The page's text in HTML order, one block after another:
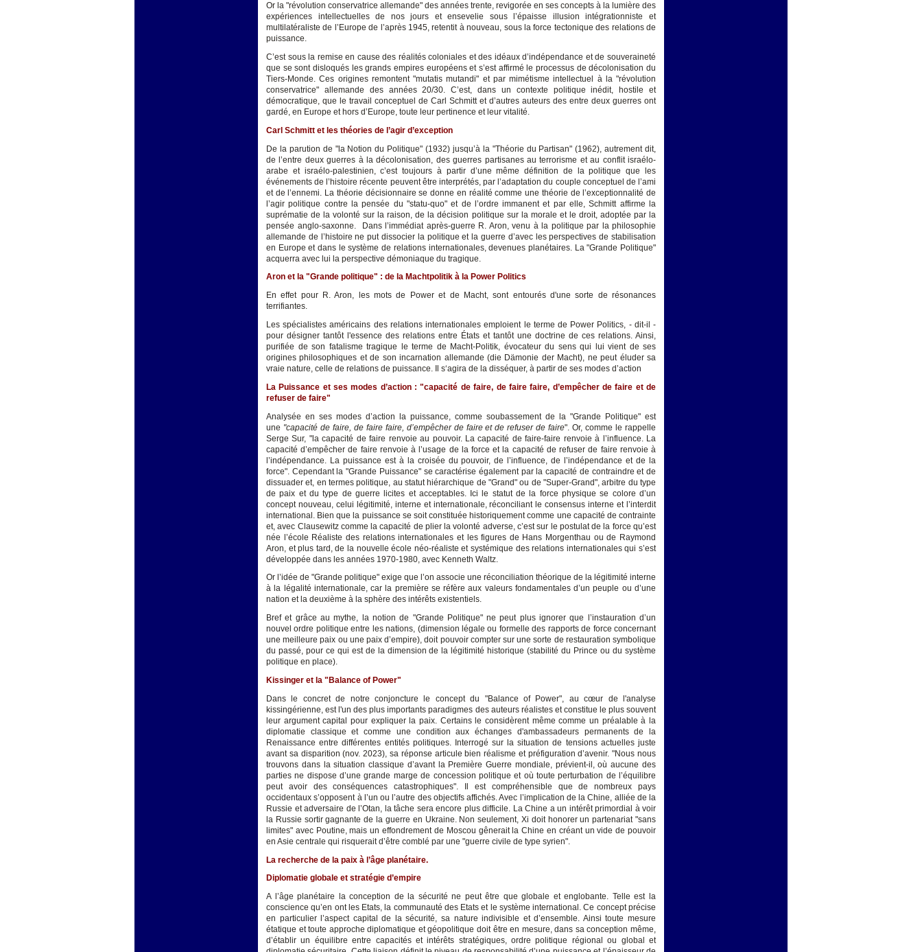
Or la "révolution conservatrice allemande" des années trente, revigorée en ses concepts à la lumière des
expériences intellectuelles de nos jours et ensevelie sous l’épaisse illusion intégrationniste et
multilatéraliste de l’Europe de l’après 1945, retentit à nouveau, sous la force tectonique des relations de
puissance.
C’est sous la remise en cause des réalités coloniales et des idéaux d’indépendance et de souveraineté
que se sont disloqués les grands empires européens et s’est affirmé le processus de décolonisation du
Tiers-Monde. Ces origines remontent "mutatis mutandi" et par mimétisme intellectuel à la "révolution
conservatrice" allemande des années 20/30. C’est, dans un contexte politique inédit, hostile et
démocratique, que le travail conceptuel de Carl Schmitt et d’autres auteurs des entre deux guerres ont
gardé, en Europe et hors d’Europe, toute leur pertinence et leur vitalité.
Carl Schmitt et les théories de l’agir d’exception
De la parution de "la Notion du Politique" (1932) jusqu’à la "Théorie du Partisan" (1962), autrement dit,
de l’entre deux guerres à la décolonisation, des guerres partisanes au terrorisme et au conflit israélo-
arabe et israélo-palestinien, c’est toujours à partir d’une même définition de la politique que les
événements de l’histoire récente peuvent être interprétés, par l’adaptation du couple conceptuel de l’ami
et de l’ennemi. La théorie décisionnaire se donne en réalité comme une théorie de l’exceptionnalité de
l’agir politique contre la pensée du "statu-quo" et de l’ordre immanent et par elle, Schmitt affirme la
suprématie de la volonté sur la raison, de la décision politique sur la morale et le droit, adoptée par la
pensée anglo-saxonne. Dans l’immédiat après-guerre R. Aron, venu à la politique par la philosophie
allemande de l’histoire ne put dissocier la politique et la guerre d’avec les perspectives de stabilisation
en Europe et dans le système de relations internationales, devenues planétaires. La "Grande Politique"
acquerra avec lui la perspective démoniaque du tragique.
Aron et la "Grande politique" : de la Machtpolitik à la Power Politics
En effet pour R. Aron, les mots de Power et de Macht, sont entourés d'une sorte de résonances
terrifiantes.
Les spécialistes américains des relations internationales emploient le terme de Power Politics, - dit-il -
pour désigner tantôt l'essence des relations entre États et tantôt une doctrine de ces relations. Ainsi,
purifiée de son fatalisme tragique le terme de Macht-Politik, évocateur du sens qui lui vient de ses
origines philosophiques et de son incarnation allemande (die Dämonie der Macht), ne peut éluder sa
vraie nature, celle de relations de puissance. Il s‘agira de la disséquer, à partir de ses modes d’action
La Puissance et ses modes d’action : "capacité de faire, de faire faire, d’empêcher de faire et de
refuser de faire"
Analysée en ses modes d’action la puissance, comme soubassement de la "Grande Politique" est
une "capacité de faire, de faire faire, d’empêcher de faire et de refuser de faire". Or, comme le rappelle
Serge Sur, "la capacité de faire renvoie au pouvoir. La capacité de faire-faire renvoie à l’influence. La
capacité d’empêcher de faire renvoie à l’usage de la force et la capacité de refuser de faire renvoie à
l’indépendance. La puissance est à la croisée du pouvoir, de l’influence, de l’indépendance et de la
force". Cependant la "Grande Puissance" se caractérise également par la capacité de contraindre et de
dissuader et, en termes politique, au statut hiérarchique de "Grand" ou de "Super-Grand", arbitre du type
de paix et du type de guerre licites et acceptables. Ici le statut de la force physique se colore d’un
concept nouveau, celui légitimité, interne et internationale, réconciliant le consensus interne et l’interdit
international. Bien que la puissance se soit constituée historiquement comme une capacité de contrainte
et, avec Clausewitz comme la capacité de plier la volonté adverse, c’est sur le postulat de la force qu’est
née l’école Réaliste des relations internationales et les figures de Hans Morgenthau ou de Raymond
Aron, et plus tard, de la nouvelle école néo-réaliste et systémique des relations internationales qui s’est
développée dans les années 1970-1980, avec Kenneth Waltz.
Or l’idée de "Grande politique" exige que l’on associe une réconciliation théorique de la légitimité interne
à la légalité internationale, car la première se réfère aux valeurs fondamentales d’un peuple ou d’une
nation et la deuxième à la sphère des intérêts existentiels.
Bref et grâce au mythe, la notion de "Grande Politique" ne peut plus ignorer que l’instauration d’un
nouvel ordre politique entre les nations, (dimension légale ou formelle des rapports de force concernant
une meilleure paix ou une paix d’empire), doit pouvoir compter sur une sorte de restauration symbolique
du passé, pour ce qui est de la dimension de la légitimité historique (stabilité du Prince ou du système
politique en place).
Kissinger et la "Balance of Power"
Dans le concret de notre conjoncture le concept du "Balance of Power", au cœur de l'analyse
kissingérienne, est l'un des plus importants paradigmes des auteurs réalistes et constitue le plus souvent
leur argument capital pour expliquer la paix. Certains le considèrent même comme un préalable à la
diplomatie classique et comme une condition aux échanges d'ambassadeurs permanents de la
Renaissance entre différentes entités politiques. Interrogé sur la situation de tensions actuelles juste
avant sa disparition (nov. 2023), sa réponse articule bien réalisme et préfiguration d’avenir. "Nous nous
trouvons dans la situation classique d’avant la Première Guerre mondiale, prévient-il, où aucune des
parties ne dispose d’une grande marge de concession politique et où toute perturbation de l’équilibre
peut avoir des conséquences catastrophiques". Il est compréhensible que de nombreux pays
occidentaux s’opposent à l’un ou l’autre des objectifs affichés. Avec l’implication de la Chine, alliée de la
Russie et adversaire de l’Otan, la tâche sera encore plus difficile. La Chine a un intérêt primordial à voir
la Russie sortir gagnante de la guerre en Ukraine. Non seulement, Xi doit honorer un partenariat "sans
limites" avec Poutine, mais un effondrement de Moscou gênerait la Chine en créant un vide de pouvoir
en Asie centrale qui risquerait d’être comblé par une "guerre civile de type syrien".
La recherche de la paix à l’âge planétaire.
Diplomatie globale et stratégie d’empire
A l’âge planétaire la conception de la sécurité ne peut être que globale et englobante. Telle est la
conscience qu’en ont les Etats, la communauté des Etats et le système international. Ce concept précise
en particulier l’aspect capital de la sécurité, sa nature indivisible et d’ensemble. Ainsi toute mesure
étatique et toute approche diplomatique et géopolitique doit être en mesure, dans sa conception même,
d’établir un équilibre entre capacités et intérêts stratégiques, ordre politique régional ou global et